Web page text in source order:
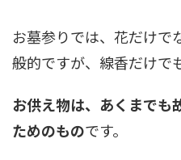
お墓参りでは、花だけで
般的ですが、線香だけで
お供え物は、あくまでも
ためのものです。